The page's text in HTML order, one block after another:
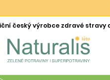
český výrobce zdravé stravy